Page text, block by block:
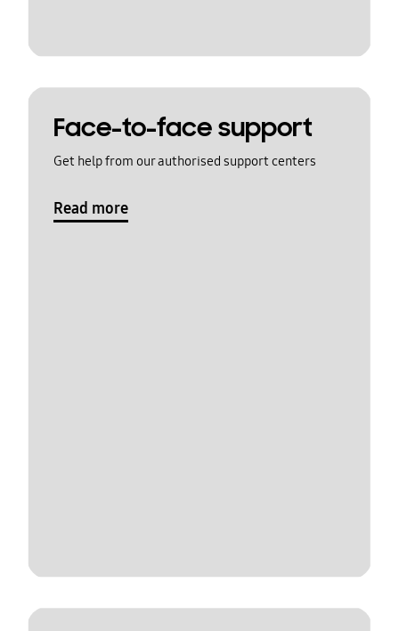
Face-to-face support
Get help from our authorised support centers
Read more